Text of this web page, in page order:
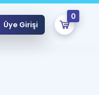
Üye Girişi
0